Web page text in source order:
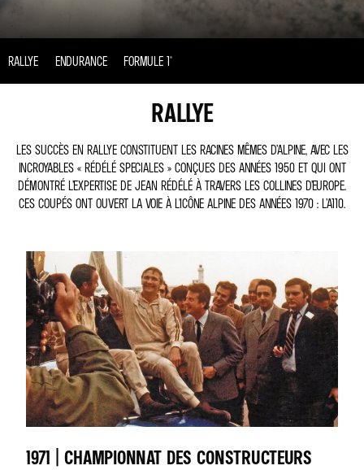
RALLYE ENDURANCE FORMULE 1®
RALLYE
LES SUCCÈS EN RALLYE CONSTITUENT LES RACINES MÊMES D’ALPINE, AVEC LES
INCROYABLES « RÉDÉLÉ SPECIALES » CONÇUES DES ANNÉES 1950 ET QUI ONT
DÉMONTRÉ L’EXPERTISE DE JEAN RÉDÉLÉ À TRAVERS LES COLLINES D’EUROPE.
CES COUPÉS ONT OUVERT LA VOIE À L'ICÔNE ALPINE DES ANNÉES 1970 : L’A110.
1971 | CHAMPIONNAT DES CONSTRUCTEURS